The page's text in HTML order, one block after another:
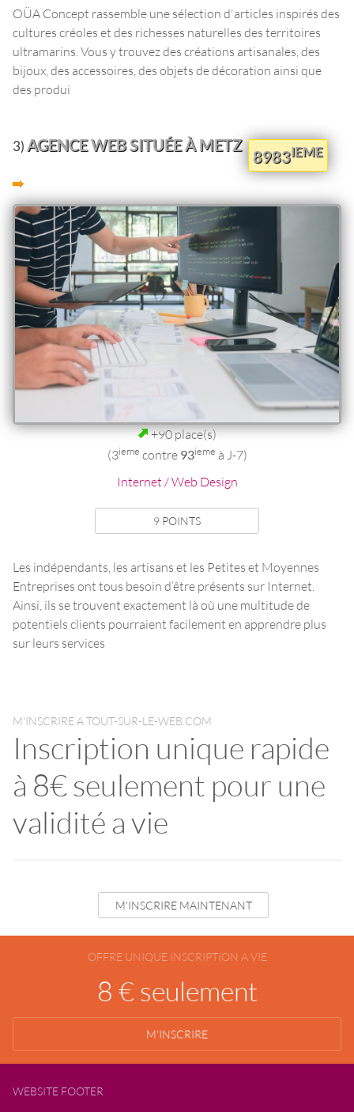
OÜA Concept rassemble une sélection d'articles inspirés des
cultures créoles et des richesses naturelles des territoires
ultramarins. Vous y trouvez des créations artisanales, des
bijoux, des accessoires, des objets de décoration ainsi que
des produi
3)AGENCE WEB SITUÉE À METZ
8983IEME
+90 place(s)
(3ieme contre 93ieme à J-7)
Internet / Web Design
9 POINTS
Les indépendants, les artisans et les Petites et Moyennes
Entreprises ont tous besoin d’être présents sur Internet.
Ainsi, ils se trouvent exactement là où une multitude de
potentiels clients pourraient facilement en apprendre plus
sur leurs services
M'INSCRIRE A TOUT-SUR-LE-WEB.COM
Inscription unique rapide
à 8€ seulement pour une
validité a vie
M'INSCRIRE MAINTENANT
OFFRE UNIQUE INSCRIPTION A VIE
8 € seulement
M'INSCRIRE
WEBSITE FOOTER